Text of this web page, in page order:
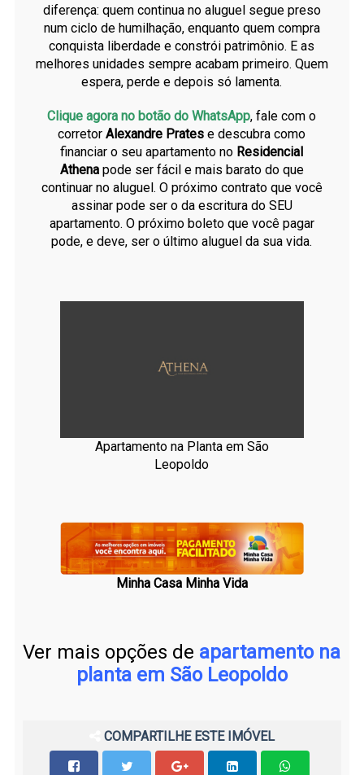
diferença: quem continua no aluguel segue preso
num ciclo de humilhação, enquanto quem compra
conquista liberdade e constrói patrimônio. E as
melhores unidades sempre acabam primeiro. Quem
espera, perde e depois só lamenta.
Clique agora no botão do WhatsApp, fale com o
corretorAlexandre Prates e descubra como
financiar o seu apartamento no Residencial
Athenapode ser fácil e mais barato do que
continuar no aluguel. O próximo contrato que você
assinar pode ser o da escritura do SEU
apartamento. O próximo boleto que você pagar
pode, e deve, ser o último aluguel da sua vida.
Apartamento na Planta em São
Leopoldo
Minha Casa Minha Vida
Ver mais opções de apartamento na
planta em São Leopoldo
COMPARTILHE ESTE IMÓVEL